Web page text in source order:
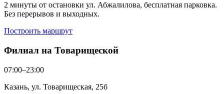
2 минуты от остановки ул. Абжалилова, бесплатная парковка.
Без перерывов и выходных.
Построить маршрут
Филиал на Товарищеской
07:00–23:00
Казань, ул. Товарищеская, 25б